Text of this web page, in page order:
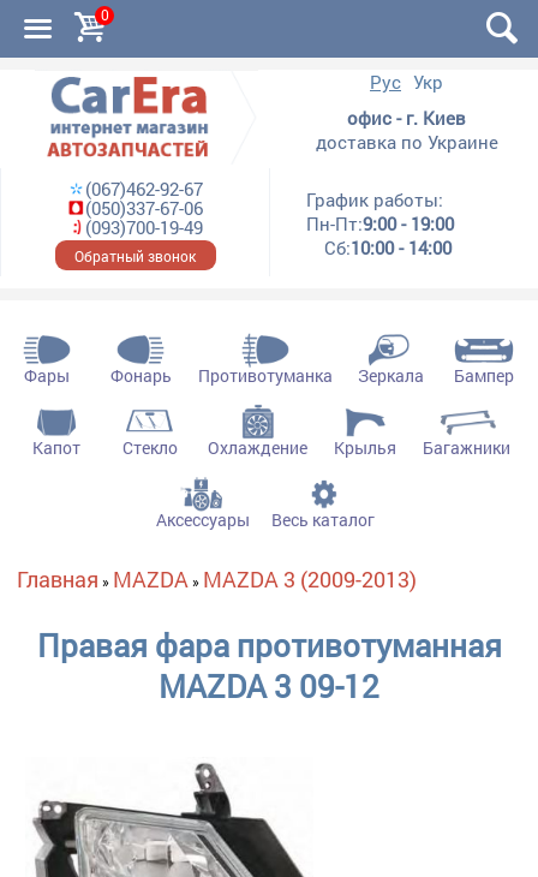
0
Рус Укр
офис - г. Киев
доставка по Украине
(067)462-92-67
(050)337-67-06
(093)700-19-49
Обратный звонок
График работы:
Пн-Пт:9:00 - 19:00
Сб:10:00 - 14:00
Фары Фонарь Противотуманка Зеркала Бампер
Капот Стекло Охлаждение Крылья Багажники
Аксессуары Весь каталог
Вы здесь
Главная » MAZDA» MAZDA 3 (2009-2013)
Правая фара противотуманная
MAZDA 3 09-12